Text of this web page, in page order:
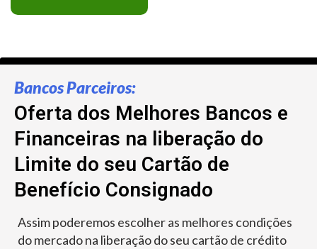
Bancos Parceiros:
Oferta dos Melhores Bancos e
Financeiras na liberação do
Limite do seu Cartão de
Benefício Consignado
Assim poderemos escolher as melhores condições
do mercado na liberação do seu cartão de crédito